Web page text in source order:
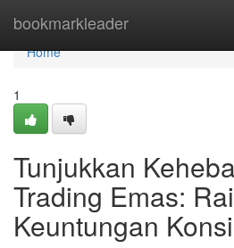
bookmarkleader
Home
Home
1
Tunjukkan
Trading Emas:
Keuntungan